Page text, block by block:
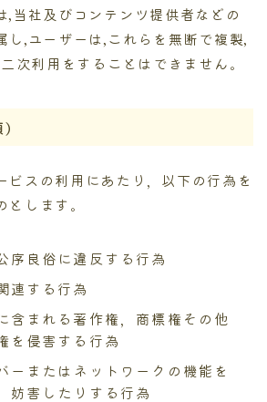
,当社及びコンテンツ提供者などの
し,ユーザーは,これらを無断で複製,
次利用をすることはできません。
ビスの利用にあたり，以下の行為を
します。
序良俗に違反する行為
連する行為
含まれる著作権，商標権その他
を侵害する行為
ーまたはネットワークの機能を
妨害したりする行為